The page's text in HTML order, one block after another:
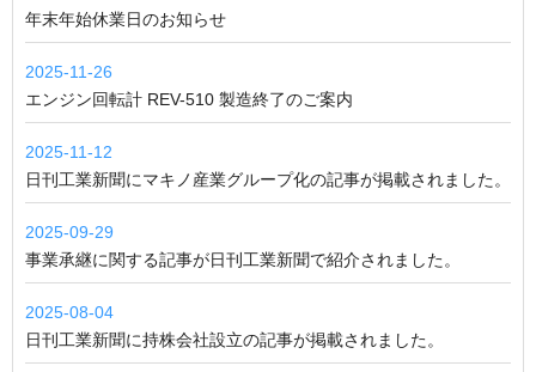
年末年始休業日のお知らせ
2025-11-26
エンジン回転計 REV-510 製造終了のご案内
2025-11-12
日刊工業新聞にマキノ産業グループ化の記事が掲載されました。
2025-09-29
事業承継に関する記事が日刊工業新聞で紹介されました。
2025-08-04
日刊工業新聞に持株会社設立の記事が掲載されました。